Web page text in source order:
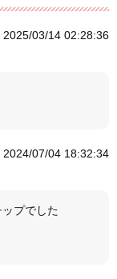
2025/03/14 02:28:36
2024/07/04 18:32:34
プでした